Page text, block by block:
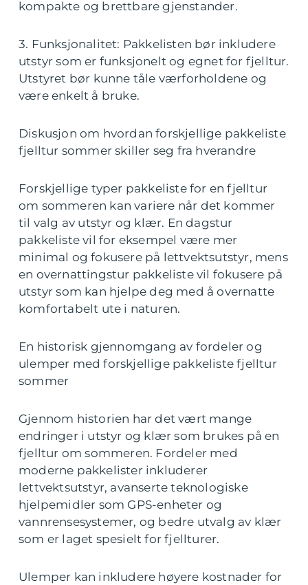
kompakte og brettbare gjenstander.
3. Funksjonalitet: Pakkelisten bør inkludere
utstyr som er funksjonelt og egnet for fjelltur.
Utstyret bør kunne tåle værforholdene og
være enkelt å bruke.
Diskusjon om hvordan forskjellige pakkeliste
fjelltur sommer skiller seg fra hverandre
Forskjellige typer pakkeliste for en fjelltur
om sommeren kan variere når det kommer
til valg av utstyr og klær. En dagstur
pakkeliste vil for eksempel være mer
minimal og fokusere på lettvektsutstyr, mens
en overnattingstur pakkeliste vil fokusere på
utstyr som kan hjelpe deg med å overnatte
komfortabelt ute i naturen.
En historisk gjennomgang av fordeler og
ulemper med forskjellige pakkeliste fjelltur
sommer
Gjennom historien har det vært mange
endringer i utstyr og klær som brukes på en
fjelltur om sommeren. Fordeler med
moderne pakkelister inkluderer
lettvektsutstyr, avanserte teknologiske
hjelpemidler som GPS-enheter og
vannrensesystemer, og bedre utvalg av klær
som er laget spesielt for fjellturer.
Ulemper kan inkludere høyere kostnader for